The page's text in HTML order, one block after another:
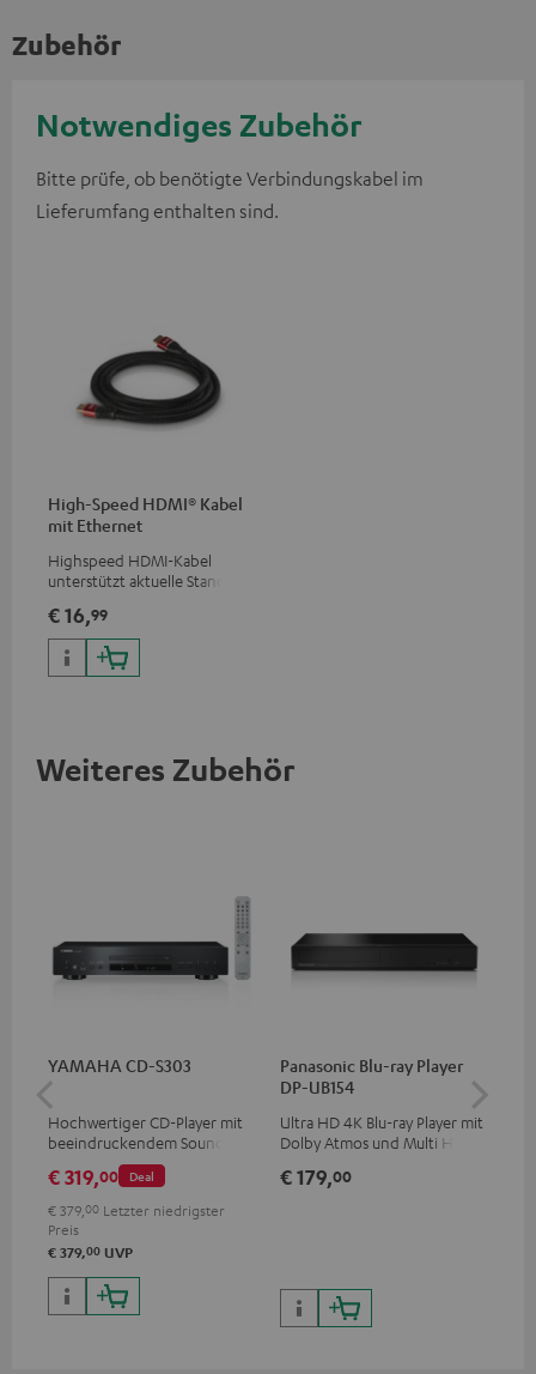
Zubehör
Notwendiges Zubehör
Bitte prüfe, ob benötigte Verbindungskabel im
Lieferumfang enthalten sind.
High-Speed HDMI® Kabel
mit Ethernet
Highspeed HDMI-Kabel
unterstützt aktuelle Standards
€ 16,99
Weiteres Zubehör
YAMAHA CD-S303
Hochwertiger CD-Player mit
beeindruckendem Sound und
wertiger Verarbeitung
Deal
€ 319,00
€ 379, 00 Letzter niedrigster
Preis
€ 379,00 UVP
Panasonic Blu-ray Player
DP-UB154
Ultra HD 4K Blu-ray Player mit
Dolby Atmos und Multi HDR-
HDR10+ für eine überragende
€ 179,00